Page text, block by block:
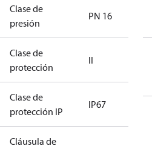
Clase de
presión
PN 16
Clase de
protección
II
Clase de
protección IP
IP67
Cláusula de